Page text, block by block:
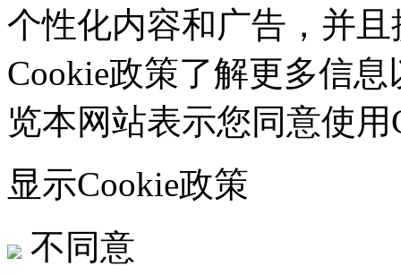
个性化内容和广告，并
Cookie政策了解更多信
览本网站表示您同意使用
显示Cookie政策
不同意